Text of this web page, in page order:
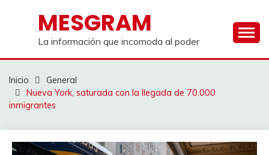
contenidoMESGRAM
La información que incomoda al poder
Inicio
General
Nueva York, saturada con la llegada de 70.000
inmigrantes